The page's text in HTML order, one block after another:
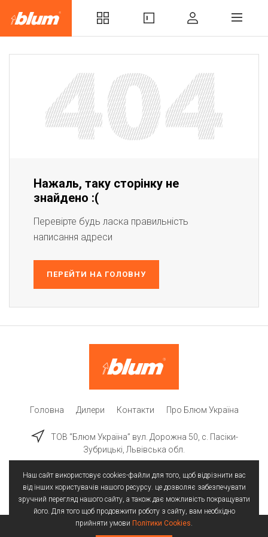
Нажаль, таку сторінку не
знайдено :(
Перевірте будь ласка правильність
написання адреси
ПЕРЕЙТИ НА ГОЛОВНУ
Головна Дилери Контакти Про Блюм Україна
ТОВ “Блюм Україна” вул. Дорожна 50, c. Пасіки-
Зубрицькі, Львівська обл.
Наш сайт використовує cookies-файли для того, щоб відрізнити вас
від інших користувачів нашого ресурсу. це дозволяє забезпечувати
зручний перегляд нашого сайту, а також дає можливість покращувати
його. Для того щоб продовжити роботу з сайту, вам необхідно
прийняти умови Політики Cookies.